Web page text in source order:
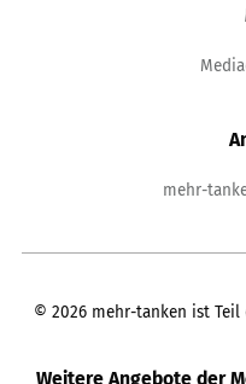
mehr-
© 2026 mehr-tanken ist Teil
Weitere Angebote der